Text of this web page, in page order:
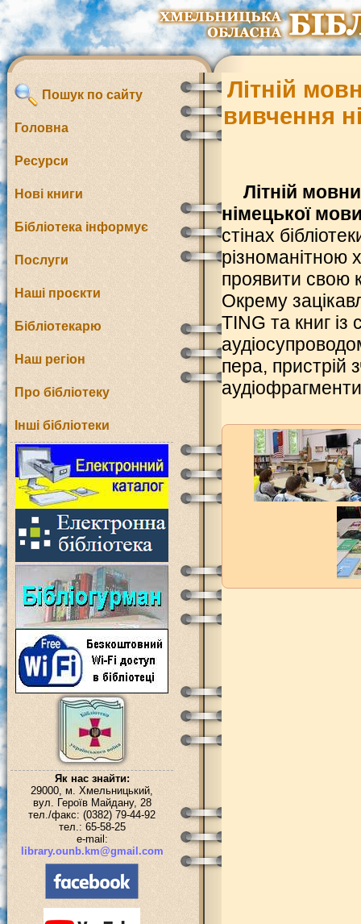
Пошук по сайту
Головна
Ресурси
Нові книги
Бібліотека інформує
Послуги
Наші проєкти
Бібліотекарю
Наш регіон
Про бібліотеку
Інші бібліотеки
Як нас знайти:
29000, м. Хмельницький,
вул. Героїв Майдану, 28
тел./факс: (0382) 79-44-92
тел.: 65-58-25
e-mail:
library.ounb.km@gmail.com
Літній
вивчення
Літній
німецької
стінах
різноманітною
проявити свою
Окрему
TING та книг із
пера, пристрій